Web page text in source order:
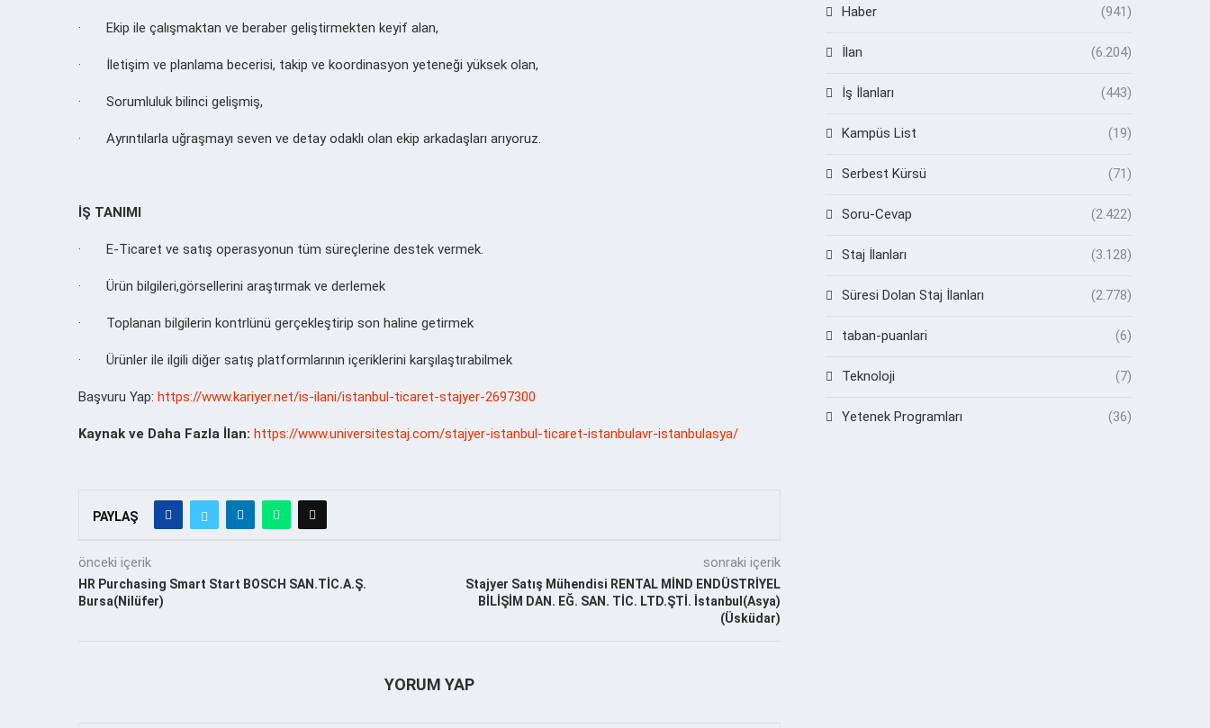
· Ekip ile çalışmaktan ve beraber geliştirmekten keyif alan,
· İletişim ve planlama becerisi, takip ve koordinasyon yeteneği yüksek olan,
· Sorumluluk bilinci gelişmiş,
· Ayrıntılarla uğraşmayı seven ve detay odaklı olan ekip arkadaşları arıyoruz.
İŞ TANIMI
· E-Ticaret ve satış operasyonun tüm süreçlerine destek vermek.
· Ürün bilgileri,görsellerini araştırmak ve derlemek
· Toplanan bilgilerin kontrlünü gerçekleştirip son haline getirmek
· Ürünler ile ilgili diğer satış platformlarının içeriklerini karşılaştırabilmek
Başvuru Yap: https://www.kariyer.net/is-ilani/istanbul-ticaret-stajyer-2697300
Kaynak ve Daha Fazla İlan: https://www.universitestaj.com/stajyer-istanbul-ticaret-istanbulavr-istanbulasya/
PAYLAŞ
önceki içerik
HR Purchasing Smart Start BOSCH SAN.TİC.A.Ş.
Bursa(Nilüfer)
sonraki içerik
Stajyer Satış Mühendisi RENTAL MİND ENDÜSTRİYEL
BİLİŞİM DAN. EĞ. SAN. TİC. LTD.ŞTİ. İstanbul(Asya)
(Üsküdar)
YORUM YAP
Haber (941)
İlan (6.204)
İş İlanları (443)
Kampüs List (19)
Serbest Kürsü (71)
Soru-Cevap (2.422)
Staj İlanları (3.128)
Süresi Dolan Staj İlanları (2.778)
taban-puanlari (6)
Teknoloji (7)
Yetenek Programları (36)